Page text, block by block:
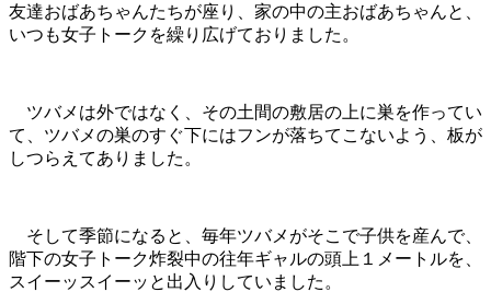
友達おばあちゃんたちが座り、家の中の主おばあちゃんと、
いつも女子トークを繰り広げておりました。
ツバメは外ではなく、その土間の敷居の上に巣を作ってい
て、ツバメの巣のすぐ下にはフンが落ちてこないよう、板が
しつらえてありました。
そして季節になると、毎年ツバメがそこで子供を産んで、
階下の女子トーク炸裂中の往年ギャルの頭上１メートルを、
スイーッスイーッと出入りしていました。